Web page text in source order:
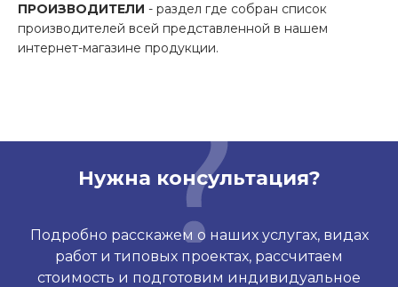
ПРОИЗВОДИТЕЛИ - раздел где собран список
производителей всей представленной в нашем
интернет-магазине продукции.
Нужна консультация?
Подробно расскажем о наших услугах, видах
работ и типовых проектах, рассчитаем
стоимость и подготовим индивидуальное